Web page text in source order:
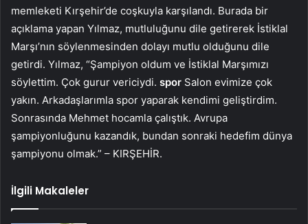
memleketi Kırşehir’de coşkuyla karşılandı. Burada bir
açıklama yapan Yılmaz, mutluluğunu dile getirerek İstiklal
Marşı’nın söylenmesinden dolayı mutlu olduğunu dile
getirdi. Yılmaz, “Şampiyon oldum ve İstiklal Marşımızı
söylettim. Çok gurur vericiydi. spor Salon evimize çok
yakın. Arkadaşlarımla spor yaparak kendimi geliştirdim.
Sonrasında Mehmet hocamla çalıştık. Avrupa
şampiyonluğunu kazandık, bundan sonraki hedefim dünya
şampiyonu olmak.” – KIRŞEHİR.
İlgili Makaleler